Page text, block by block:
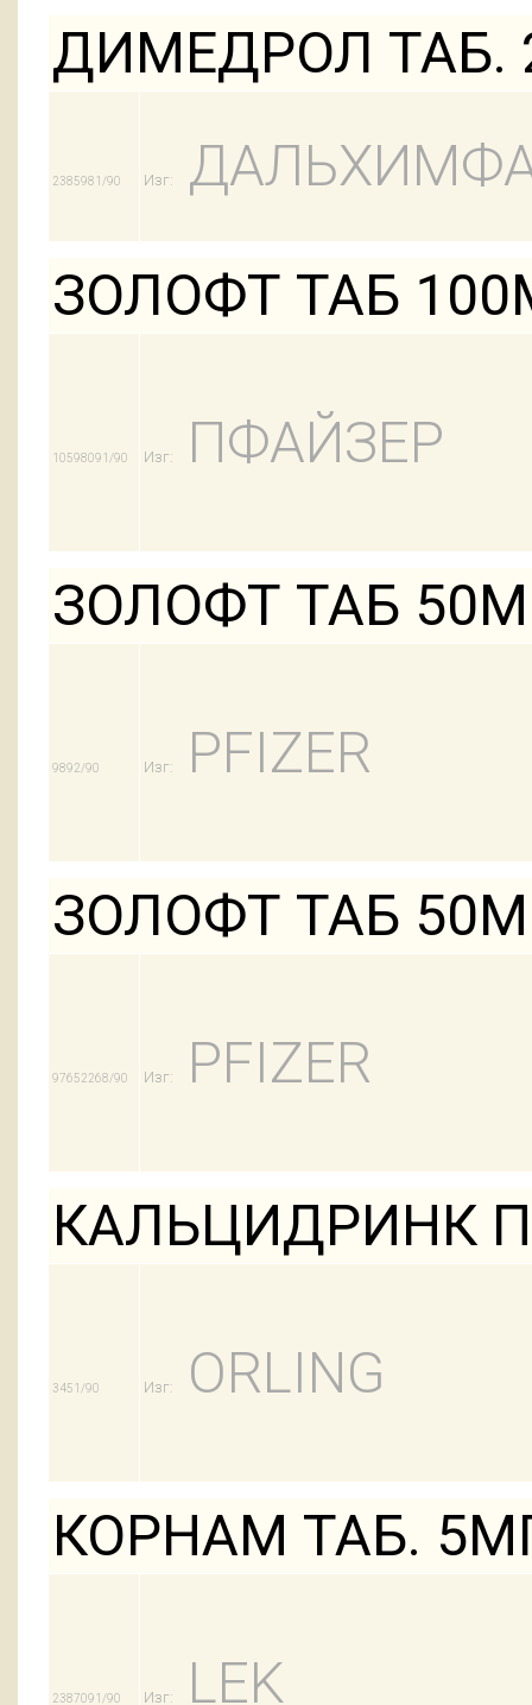
ДИМЕДРОЛ ТАБ.
2385981/90 Изг:
ЗОЛОФТ ТАБ
10598091/90 Изг: ПФАЙЗЕР
ЗОЛОФТ ТАБ
9892/90 Изг: PFIZER
ЗОЛОФТ ТАБ
97652268/90 Изг: PFIZER
КАЛЬЦИДРИНК
3451/90 Изг: ORLING
КОРНАМ ТАБ.
2387091/90 Изг: LEK